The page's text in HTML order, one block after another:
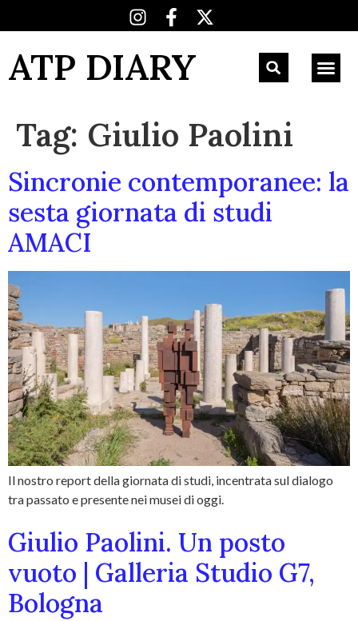
ATP DIARY
Tag: Giulio Paolini
Sincronie contemporanee: la
sesta giornata di studi
AMACI
Il nostro report della giornata di studi, incentrata sul dialogo
tra passato e presente nei musei di oggi.
Giulio Paolini. Un posto
vuoto | Galleria Studio G7,
Bologna